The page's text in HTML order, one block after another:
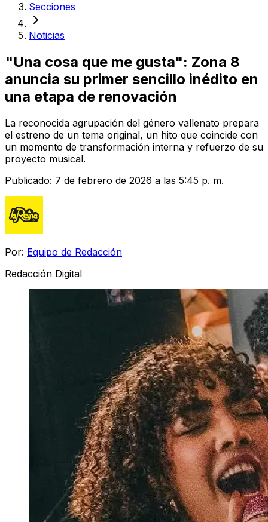
Secciones
Noticias
"Una cosa que me gusta": Zona 8
anuncia su primer sencillo inédito en
una etapa de renovación
La reconocida agrupación del género vallenato prepara
el estreno de un tema original, un hito que coincide con
un momento de transformación interna y refuerzo de su
proyecto musical.
Publicado: 7 de febrero de 2026 a las 5:45 p. m.
Por: Equipo de Redacción
Redacción Digital